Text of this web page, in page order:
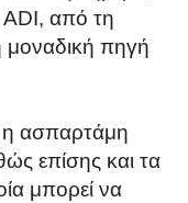
ADI, από τη
μοναδική πηγή
η ασπαρτάμη
επίσης και τα
μπορεί να